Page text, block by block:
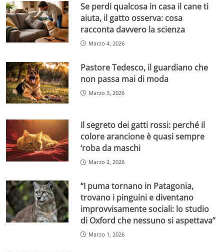
Se perdi qualcosa in casa il cane ti
aiuta, il gatto osserva: cosa
racconta davvero la scienza
Marzo 4, 2026
Pastore Tedesco, il guardiano che
non passa mai di moda
Marzo 3, 2026
Il segreto dei gatti rossi: perché il
colore arancione è quasi sempre
‘roba da maschi
Marzo 2, 2026
“I puma tornano in Patagonia,
trovano i pinguini e diventano
improvvisamente sociali: lo studio
di Oxford che nessuno si aspettava”
Marzo 1, 2026